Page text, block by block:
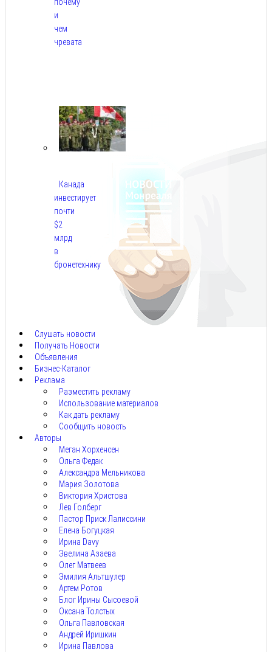
почему
и
чем
чревата
Канада
инвестирует
почти
$2
млрд
в
бронетехнику
Слушать новости
Получать Новости
Объявления
Бизнес-Каталог
Реклама
Разместить рекламу
Использование материалов
Как дать рекламу
Сообщить новость
Авторы
Меган Хорхенсен
Ольга Федак
Александра Мельникова
Мария Золотова
Виктория Христова
Лев Голберг
Пастор Приск Лалиссини
Елена Богуцкая
Ирина Davy
Эвелина Азаева
Олег Матвеев
Эмилия Альтшулер
Артем Ротов
Блог Ирины Сысоевой
Оксана Толстых
Ольга Павловская
Андрей Иришкин
Ирина Павлова